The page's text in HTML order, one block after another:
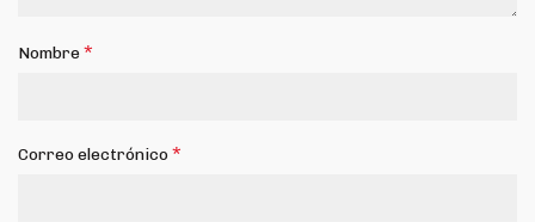
Nombre*
Correo electrónico*